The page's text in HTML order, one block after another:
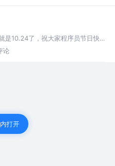
是10.24了，祝大家程序员节日快
的成长心路。 去年10.24博客 记得
论
打开